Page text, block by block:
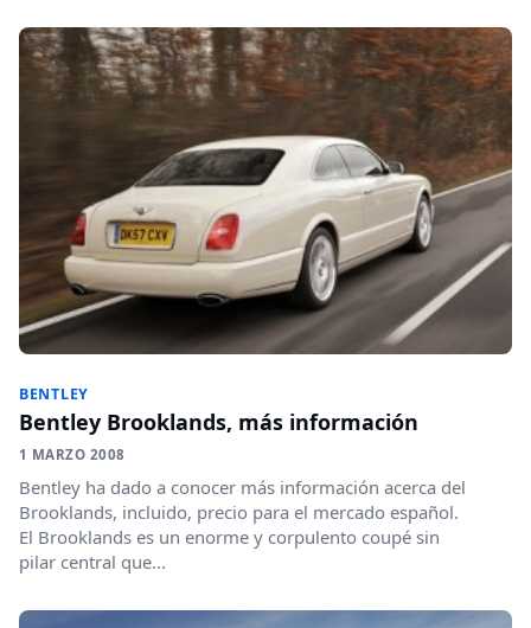
BENTLEY
Bentley Brooklands, más información
1 MARZO 2008
Bentley ha dado a conocer más información acerca del
Brooklands, incluido, precio para el mercado español.
El Brooklands es un enorme y corpulento coupé sin
pilar central que...